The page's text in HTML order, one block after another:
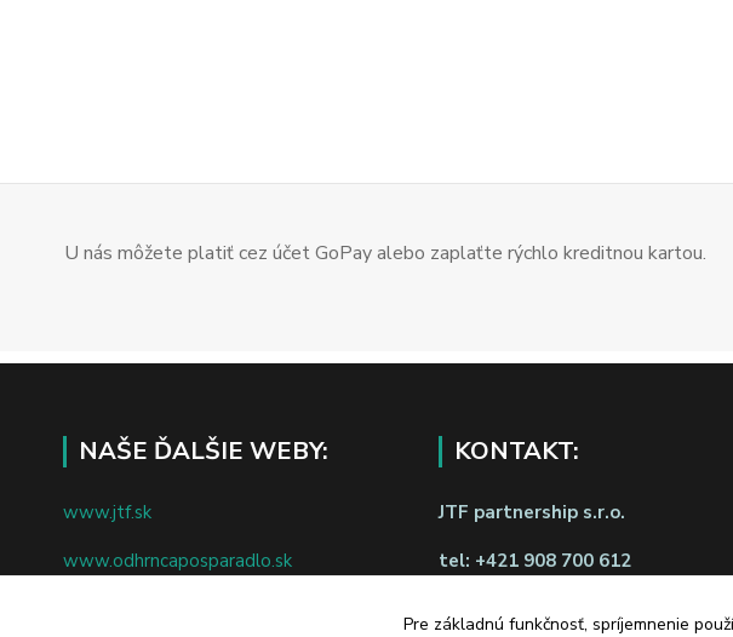
U nás môžete platiť cez účet GoPay alebo zaplaťte rýchlo kreditnou kartou.
NAŠE ĎALŠIE WEBY:
www.jtf.sk
www.odhrncaposparadlo.sk
KONTAKT:
JTF partnership s.r.o.
tel: +421 908 700 612
napíšte nám
Pre základnú funkčnosť, spríjemnenie